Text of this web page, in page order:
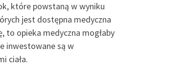
które powstaną w wyniku
jest dostępna medyczna
to opieka medyczna mogłaby
inwestowane są w
ciała.